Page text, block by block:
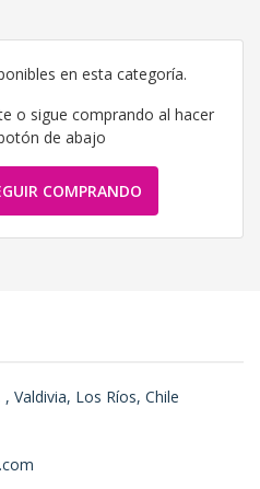
en esta categoría.
o sigue comprando al hacer
de abajo
COMPRANDO
Valdivia, Los Ríos, Chile